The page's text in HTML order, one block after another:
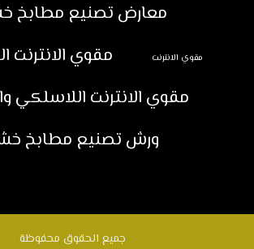
معارض تصنيع مطابخ
مقوي الانترنت
مقوي الانترنت
مقوي الانترنت اللاسلكي
ورش تصنيع مطابخ
جميع الحقوق محفوظة